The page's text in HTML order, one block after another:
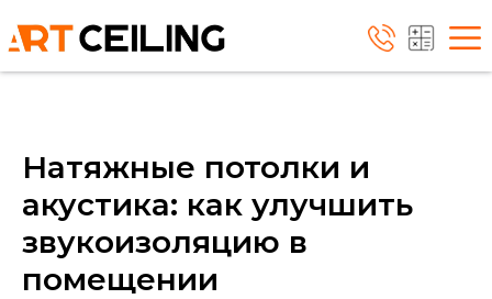
Натяжные потолки и
акустика: как улучшить
звукоизоляцию в
помещении